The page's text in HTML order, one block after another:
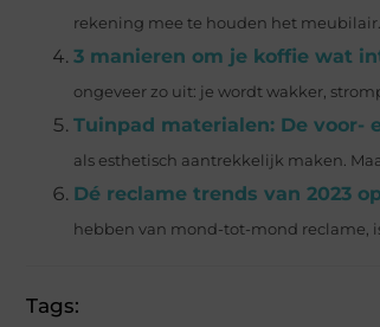
rekening mee te houden het
3 manieren om je koffie wat
ongeveer zo uit: je wordt wakker,
Tuinpad materialen: De voor-
als esthetisch aantrekkelijk maken.
Dé reclame trends van 2023
hebben van mond-tot-mond reclame,
Tags: